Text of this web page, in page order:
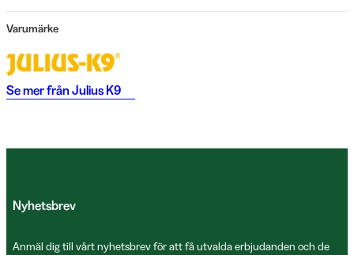
Varumärke
Se mer frånJulius K9
Nyhetsbrev
Anmäl dig till vårt nyhetsbrev för att få utvalda erbjudanden och de